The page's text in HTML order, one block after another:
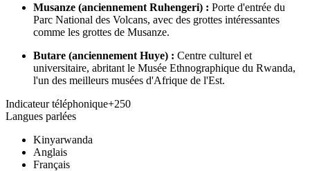
Musanze (anciennement Ruhengeri) : Porte d'entrée du
Parc National des Volcans, avec des grottes intéressantes
comme les grottes de Musanze.
Butare (anciennement Huye) : Centre culturel et
universitaire, abritant le Musée Ethnographique du Rwanda,
l'un des meilleurs musées d'Afrique de l'Est.
Indicateur téléphonique+250
Langues parlées
Kinyarwanda
Anglais
Français